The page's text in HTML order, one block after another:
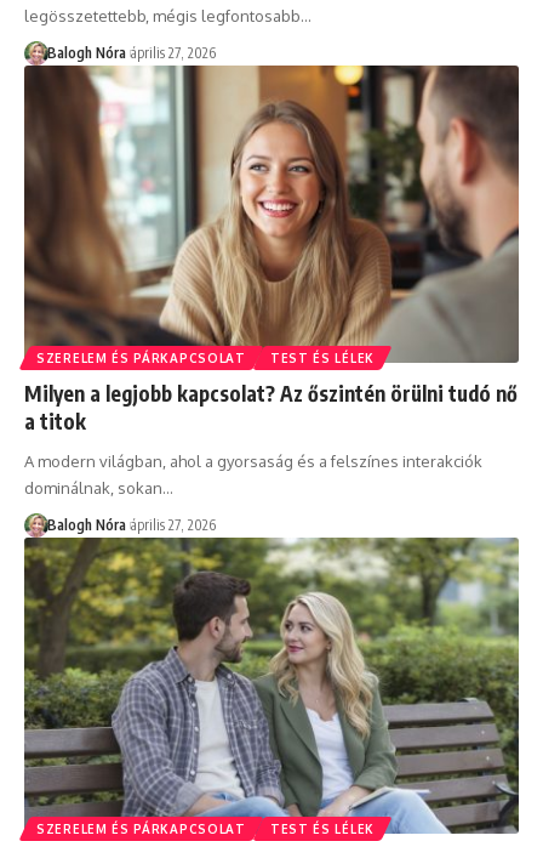
legösszetettebb, mégis legfontosabb…
Balogh Nóra április 27, 2026
SZERELEM ÉS PÁRKAPCSOLAT TEST ÉS LÉLEK
Milyen a legjobb kapcsolat? Az őszintén örülni tudó nő
a titok
A modern világban, ahol a gyorsaság és a felszínes interakciók
dominálnak, sokan…
Balogh Nóra április 27, 2026
SZERELEM ÉS PÁRKAPCSOLAT TEST ÉS LÉLEK